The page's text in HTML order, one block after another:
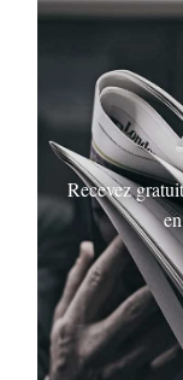
Recevez